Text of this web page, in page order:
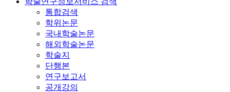
통합검색
학위논문
국내학술논문
해외학술논문
학술지
단행본
연구보고서
공개강의